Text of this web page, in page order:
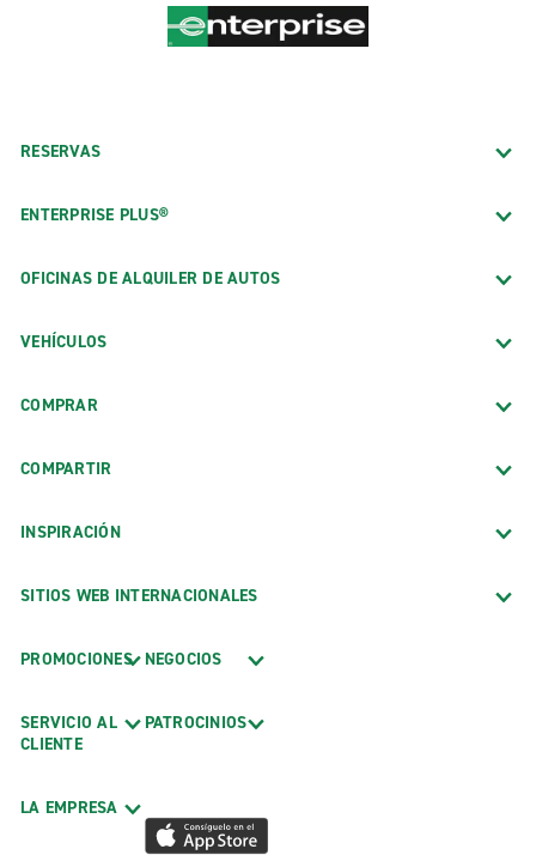
RESERVAS
ENTERPRISE PLUS®
OFICINAS DE ALQUILER DE AUTOS
VEHÍCULOS
COMPRAR
COMPARTIR
INSPIRACIÓN
SITIOS WEB INTERNACIONALES
PROMOCIONES
SERVICIO AL
CLIENTE
LA EMPRESA
NEGOCIOS
PATROCINIOS